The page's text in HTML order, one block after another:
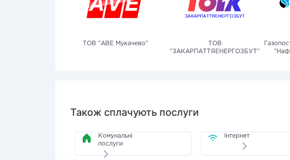
ТОВ "АВЕ Мукачево"
ТОВ
"ЗАКАРПАТТЯЕНЕРГОЗБУТ"
Також сплачують послуги
Комунальні
послуги
Інтернет